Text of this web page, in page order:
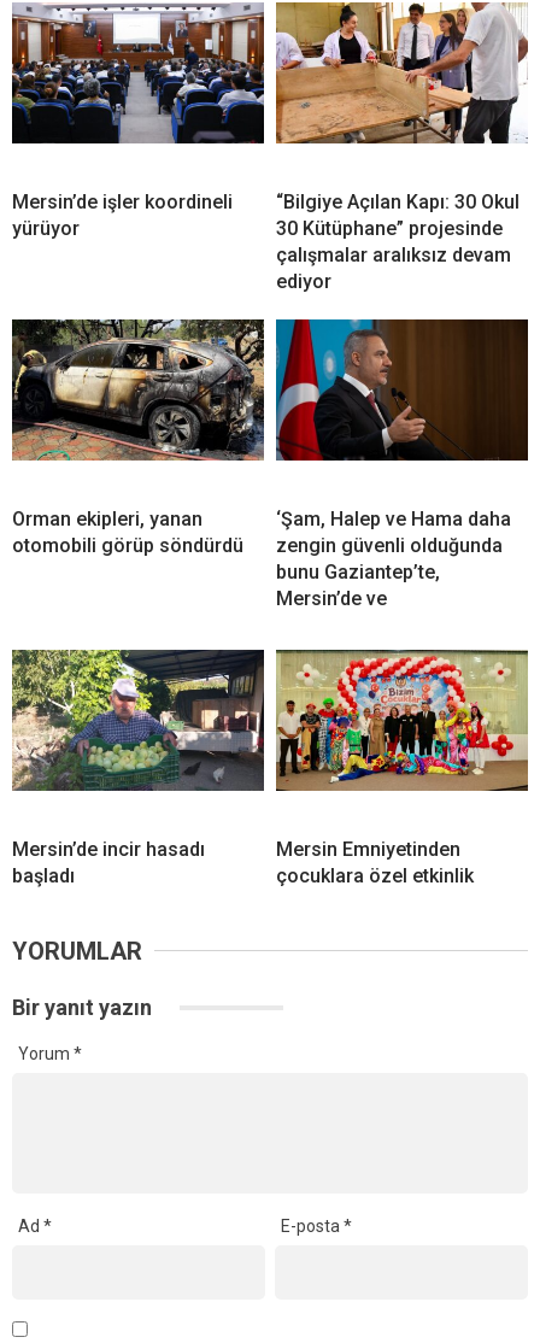
Mersin’de işler koordineli
yürüyor
“Bilgiye Açılan Kapı: 30 Okul
30 Kütüphane” projesinde
çalışmalar aralıksız devam
ediyor
Orman ekipleri, yanan
otomobili görüp söndürdü
‘Şam, Halep ve Hama daha
zengin güvenli olduğunda
bunu Gaziantep’te,
Mersin’de ve
Mersin’de incir hasadı
başladı
Mersin Emniyetinden
çocuklara özel etkinlik
YORUMLAR
Bir yanıt yazın
Yorum *
Ad * E-posta*